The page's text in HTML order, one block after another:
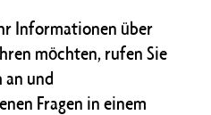
Informationen über
möchten, rufen Sie
an und
Fragen in einem